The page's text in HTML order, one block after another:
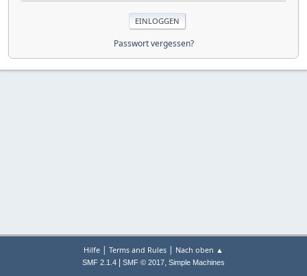
Passwort vergessen?
Hilfe | Terms and Rules | Nach oben ▲
SMF 2.1.4 SMF © 2017, Simple Machines